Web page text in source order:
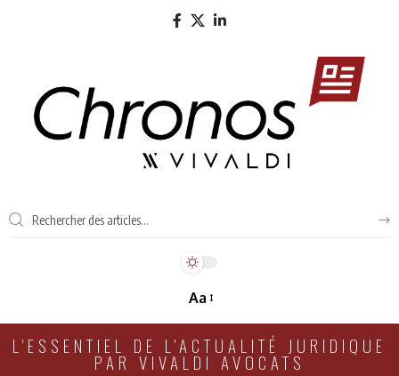
Aa
L'ESSENTIEL DE L'ACTUALITÉ JURIDIQUE
PAR VIVALDI AVOCATS